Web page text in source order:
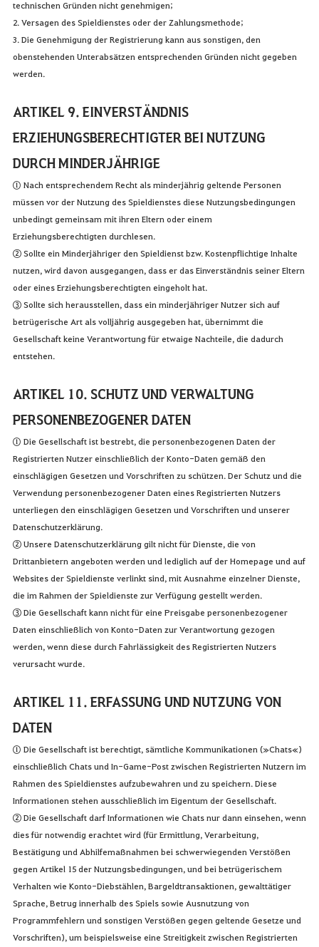
technischen Gründen nicht genehmigen;
2. Versagen des Spieldienstes oder der Zahlungsmethode;
3. Die Genehmigung der Registrierung kann aus sonstigen, den
obenstehenden Unterabsätzen entsprechenden Gründen nicht gegeben
werden.
ARTIKEL 9. EINVERSTÄNDNIS
ERZIEHUNGSBERECHTIGTER BEI NUTZUNG
DURCH MINDERJÄHRIGE
① Nach entsprechendem Recht als minderjährig geltende Personen
müssen vor der Nutzung des Spieldienstes diese Nutzungsbedingungen
unbedingt gemeinsam mit ihren Eltern oder einem
Erziehungsberechtigten durchlesen.
② Sollte ein Minderjähriger den Spieldienst bzw. Kostenpflichtige Inhalte
nutzen, wird davon ausgegangen, dass er das Einverständnis seiner Eltern
oder eines Erziehungsberechtigten eingeholt hat.
③ Sollte sich herausstellen, dass ein minderjähriger Nutzer sich auf
betrügerische Art als volljährig ausgegeben hat, übernimmt die
Gesellschaft keine Verantwortung für etwaige Nachteile, die dadurch
entstehen.
ARTIKEL 10. SCHUTZ UND VERWALTUNG
PERSONENBEZOGENER DATEN
① Die Gesellschaft ist bestrebt, die personenbezogenen Daten der
Registrierten Nutzer einschließlich der Konto-Daten gemäß den
einschlägigen Gesetzen und Vorschriften zu schützen. Der Schutz und die
Verwendung personenbezogener Daten eines Registrierten Nutzers
unterliegen den einschlägigen Gesetzen und Vorschriften und unserer
Datenschutzerklärung.
② Unsere Datenschutzerklärung gilt nicht für Dienste, die von
Drittanbietern angeboten werden und lediglich auf der Homepage und auf
Websites der Spieldienste verlinkt sind, mit Ausnahme einzelner Dienste,
die im Rahmen der Spieldienste zur Verfügung gestellt werden.
③ Die Gesellschaft kann nicht für eine Preisgabe personenbezogener
Daten einschließlich von Konto-Daten zur Verantwortung gezogen
werden, wenn diese durch Fahrlässigkeit des Registrierten Nutzers
verursacht wurde.
ARTIKEL 11. ERFASSUNG UND NUTZUNG VON
DATEN
① Die Gesellschaft ist berechtigt, sämtliche Kommunikationen (»Chats«)
einschließlich Chats und In-Game-Post zwischen Registrierten Nutzern im
Rahmen des Spieldienstes aufzubewahren und zu speichern. Diese
Informationen stehen ausschließlich im Eigentum der Gesellschaft.
② Die Gesellschaft darf Informationen wie Chats nur dann einsehen, wenn
dies für notwendig erachtet wird (für Ermittlung, Verarbeitung,
Bestätigung und Abhilfemaßnahmen bei schwerwiegenden Verstößen
gegen Artikel 15 der Nutzungsbedingungen, und bei betrügerischem
Verhalten wie Konto-Diebstählen, Bargeldtransaktionen, gewalttätiger
Sprache, Betrug innerhalb des Spiels sowie Ausnutzung von
Programmfehlern und sonstigen Verstößen gegen geltende Gesetze und
Vorschriften), um beispielsweise eine Streitigkeit zwischen Registrierten